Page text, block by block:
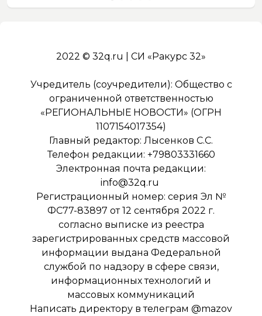
2022 © 32q.ru | СИ «Ракурс 32»
Учредитель (соучредители): Общество с
ограниченной ответственностью
«РЕГИОНАЛЬНЫЕ НОВОСТИ» (ОГРН
1107154017354)
Главный редактор: Лысенков С.С.
Телефон редакции: +79803331660
Электронная почта редакции:
info@32q.ru
Регистрационный номер: серия Эл №
ФС77-83897 от 12 сентября 2022 г.
согласно выписке из реестра
зарегистрированных средств массовой
информации выдана Федеральной
службой по надзору в сфере связи,
информационных технологий и
массовых коммуникаций
Написать директору в телеграм @mazov